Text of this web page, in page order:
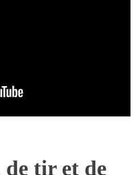
de tir et de